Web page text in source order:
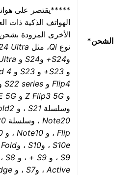
الشحن*
*****يقتصر على
الهواتف الذكية ذات
الأخرى المزودة بشحن
نوعQi ، مثلS24 Ultra
S24+ وS24وUltra
S23+ وS23و4
Flip4وS22 seriesو
Z Flip3 5GوFE 5G
وسلسلةS21 ، وFold2
Note20، وسلسلةS20
Flip ، وNote10 ، و+
S10e ، و S10 ، و ،Fold
S9 ، وS9 + ، وS8 ، و
Active ، و S7 ، وedge